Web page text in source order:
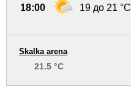
18:00 19 до 21 °C
Skalka arena
21.5 °C